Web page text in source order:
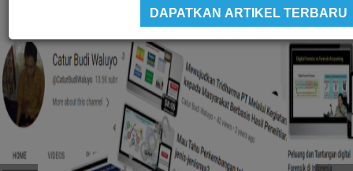
DAPATKAN ARTIKEL TERBARU